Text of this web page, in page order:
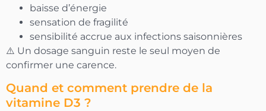
baisse d’énergie
sensation de fragilité
sensibilité accrue aux infections saisonnières
⚠️ Un dosage sanguin reste le seul moyen de
confirmer une carence.
Quand et comment prendre de la
vitamine D3 ?